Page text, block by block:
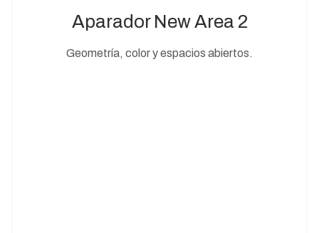
Aparador New Area 2
Geometría, color y espacios abiertos.